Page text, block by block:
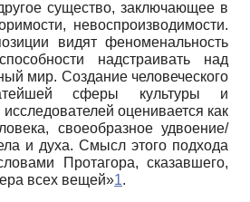
существо, заключающее в
невоспроизводимости.
видят феноменальность
надстраивать над
мир. Создание человеческого
сферы культуры и
оценивается как
своеобразное удвоение/
и духа. Смысл этого подхода
Протаго­ра, сказавшего,
всех вещей»1.